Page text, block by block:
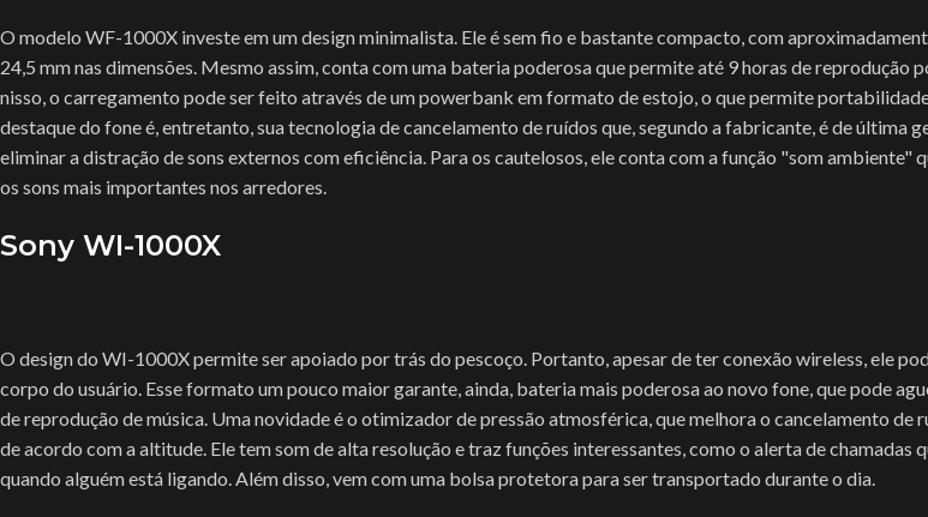
O modelo WF-1000X investe em um design minimalista. Ele é sem fio e bastante compacto, com
24,5 mm nas dimensões. Mesmo assim, conta com uma bateria poderosa que permite até 9 horas de reprodução
nisso, o carregamento pode ser feito através de um powerbank em formato de estojo, o que permite
destaque do fone é, entretanto, sua tecnologia de cancelamento de ruídos que, segundo a fabricante, é de última
eliminar a distração de sons externos com eficiência. Para os cautelosos, ele conta com a função "som ambiente"
os sons mais importantes nos arredores.
Sony WI-1000X
O design do WI-1000X permite ser apoiado por trás do pescoço. Portanto, apesar de ter conexão wireless, ele
corpo do usuário. Esse formato um pouco maior garante, ainda, bateria mais poderosa ao novo fone, que pode
de reprodução de música. Uma novidade é o otimizador de pressão atmosférica, que melhora o cancelamento de
de acordo com a altitude. Ele tem som de alta resolução e traz funções interessantes, como o alerta de chamadas
quando alguém está ligando. Além disso, vem com uma bolsa protetora para ser transportado durante o dia.